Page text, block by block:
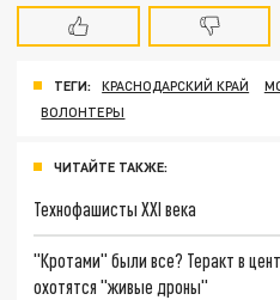
ТЕГИ: КРАСНОДАРСКИЙ КРАЙ
ВОЛОНТЕРЫ
ЧИТАЙТЕ ТАКЖЕ:
Технофашисты XXI века
"Кротами" были все? Теракт в
охотятся "живые дроны"